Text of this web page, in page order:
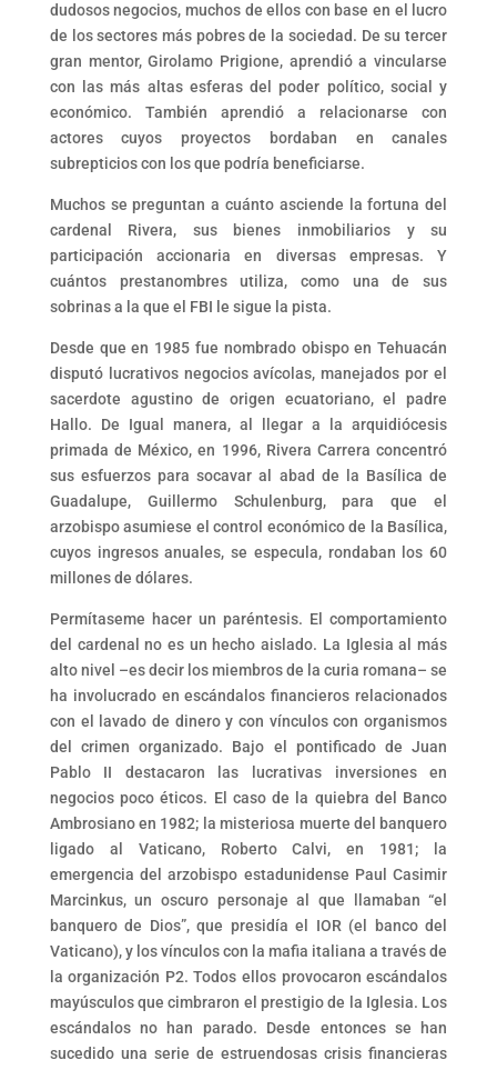
dudosos negocios, muchos de ellos con base en el lucro
de los sectores más pobres de la sociedad. De su tercer
gran mentor, Girolamo Prigione, aprendió a vincularse
con las más altas esferas del poder político, social y
económico. También aprendió a relacionarse con
actores cuyos proyectos bordaban en canales
subrepticios con los que podría beneficiarse.
Muchos se preguntan a cuánto asciende la fortuna del
cardenal Rivera, sus bienes inmobiliarios y su
participación accionaria en diversas empresas. Y
cuántos prestanombres utiliza, como una de sus
sobrinas a la que el FBI le sigue la pista.
Desde que en 1985 fue nombrado obispo en Tehuacán
disputó lucrativos negocios avícolas, manejados por el
sacerdote agustino de origen ecuatoriano, el padre
Hallo. De Igual manera, al llegar a la arquidiócesis
primada de México, en 1996, Rivera Carrera concentró
sus esfuerzos para socavar al abad de la Basílica de
Guadalupe, Guillermo Schulenburg, para que el
arzobispo asumiese el control económico de la Basílica,
cuyos ingresos anuales, se especula, rondaban los 60
millones de dólares.
Permítaseme hacer un paréntesis. El comportamiento
del cardenal no es un hecho aislado. La Iglesia al más
alto nivel –es decir los miembros de la curia romana– se
ha involucrado en escándalos financieros relacionados
con el lavado de dinero y con vínculos con organismos
del crimen organizado. Bajo el pontificado de Juan
Pablo II destacaron las lucrativas inversiones en
negocios poco éticos. El caso de la quiebra del Banco
Ambrosiano en 1982; la misteriosa muerte del banquero
ligado al Vaticano, Roberto Calvi, en 1981; la
emergencia del arzobispo estadunidense Paul Casimir
Marcinkus, un oscuro personaje al que llamaban “el
banquero de Dios”, que presidía el IOR (el banco del
Vaticano), y los vínculos con la mafia italiana a través de
la organización P2. Todos ellos provocaron escándalos
mayúsculos que cimbraron el prestigio de la Iglesia. Los
escándalos no han parado. Desde entonces se han
sucedido una serie de estruendosas crisis financieras